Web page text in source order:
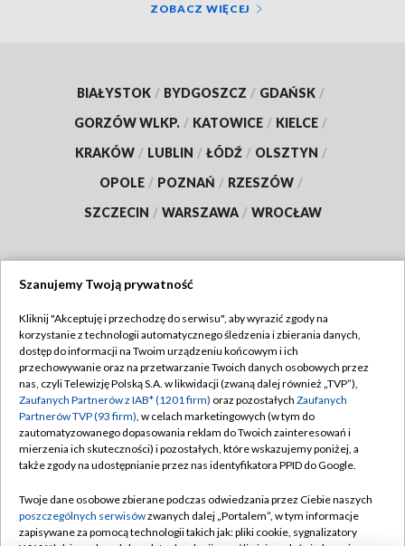
ZOBACZ WIĘCEJ
BIAŁYSTOK / BYDGOSZCZ / GDAŃSK /
GORZÓW WLKP. / KATOWICE / KIELCE /
KRAKÓW / LUBLIN / ŁÓDŹ / OLSZTYN /
OPOLE / POZNAŃ / RZESZÓW /
SZCZECIN / WARSZAWA / WROCŁAW
TVP
Abonament TVP
Emisja w TVP
Centrum informacji TVP
Naziemna Telewizja Cyfrowa
Rada Programowa
System NOS
Regulamin TVP
Polityka prywatności
Moje zgody
Pomoc
Kontakt
Szanujemy Twoją prywatność
Kliknij "Akceptuję i przechodzę do serwisu", aby wyrazić zgody na
korzystanie z technologii automatycznego śledzenia i zbierania danych,
dostęp do informacji na Twoim urządzeniu końcowym i ich
przechowywanie oraz na przetwarzanie Twoich danych osobowych przez
nas, czyli Telewizję Polską S.A. w likwidacji (zwaną dalej również „TVP”),
Zaufanych Partnerów z IAB* (1201 firm) oraz pozostałych Zaufanych
Partnerów TVP (93 firm), w celach marketingowych (w tym do
zautomatyzowanego dopasowania reklam do Twoich zainteresowań i
mierzenia ich skuteczności) i pozostałych, które wskazujemy poniżej, a
także zgody na udostępnianie przez nas identyfikatora PPID do Google.
Twoje dane osobowe zbierane podczas odwiedzania przez Ciebie naszych
poszczególnych serwisówzwanych dalej „Portalem”, w tym informacje
zapisywane za pomocą technologii takich jak: pliki cookie, sygnalizatory